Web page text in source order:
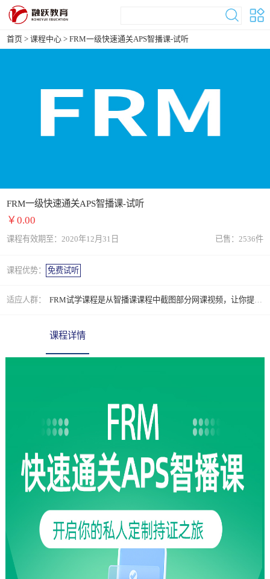
首页 >课程中心 >FRM一级快速通关APS智播课-试听
FRM一级快速通关APS智播课-试听
￥0.00
课程有效期至：2020年12月31日 已售：2536件
课程优势： 免费试听
适应人群： FRM试学课程是从智播课课程中截图部分网课视频，让你提前体验智课的智能系统和教学风格。
课程详情